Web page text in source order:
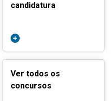
candidatura
Ver todos os
concursos